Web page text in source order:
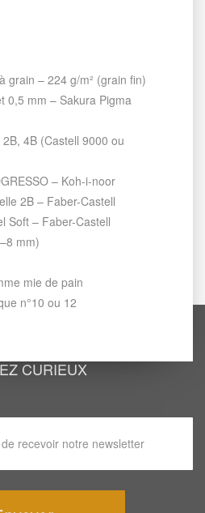
grain – 224 g/m² (grain fin)
0,5 mm – Sakura Pigma
4B (Castell 9000 ou
– Koh-i-noor
2B – Faber-Castell
Soft – Faber-Castell
mm)
mie de pain
n°10 ou 12
CURIEUX